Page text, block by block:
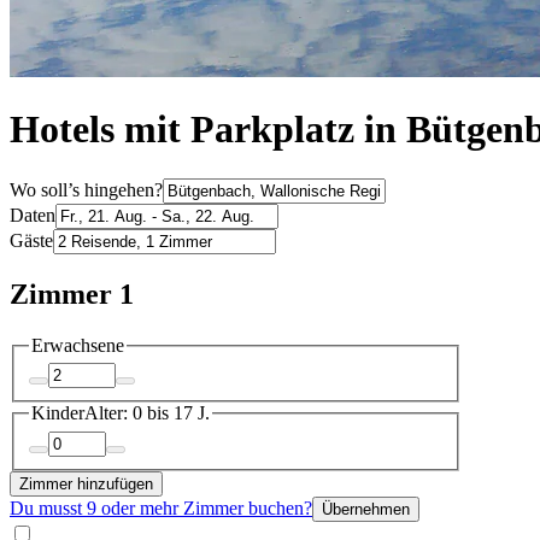
Hotels mit Parkplatz in
Wo soll’s hingehen?
Daten
Gäste
Zimmer 1
Erwachsene
KinderAlter: 0 bis 17 J.
Zimmer hinzufügen
Du musst 9 oder mehr Zimmer buchen? Übernehmen